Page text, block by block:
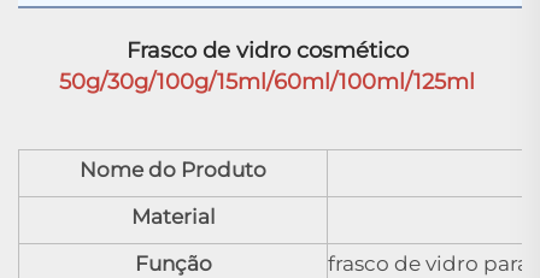
Frasco de vidro cosmético
50g/30g/100g/15ml/60ml/100ml/125ml
Nome do Produto
Material
Função
frasco de vidro para